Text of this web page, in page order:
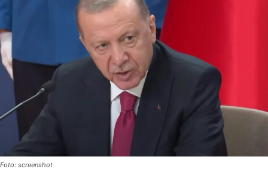
Foto: screenshot